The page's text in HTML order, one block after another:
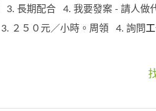
3. 長期配合 4. 我要發案 - 請人做
3. ２５０元／小時。周領 4. 詢問